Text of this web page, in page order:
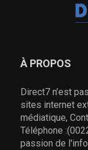
À PROPOS
Direct7 n’est
sites internet
médiatique,
Téléphone
passion de